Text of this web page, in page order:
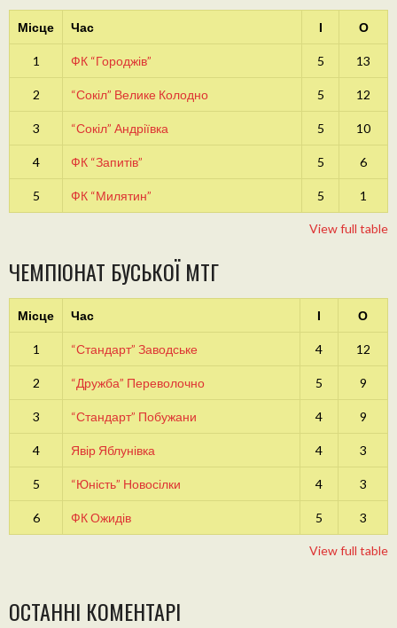
Місце Час І О
1 ФК “Городжів” 5 13
2 “Сокіл” Велике Колодно 5 12
3 “Сокіл” Андріївка 5 10
4 ФК “Запитів” 5 6
5 ФК “Милятин” 5 1
View full table
ЧЕМПІОНАТ БУСЬКОЇ МТГ
Місце Час І О
1 “Стандарт” Заводське 4 12
2 “Дружба” Переволочно 5 9
3 “Стандарт” Побужани 4 9
4 Явір Яблунівка 4 3
5 “Юність” Новосілки 4 3
6 ФК Ожидів 5 3
View full table
ОСТАННІ КОМЕНТАРІ